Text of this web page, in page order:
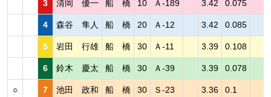
3 清岡 優一 船 橋 10 Ａ-189 3.42 0.075
4 森谷 隼人 船 橋 20 Ａ-12 3.42 0.085
5 岩田 行雄 船 橋 30 Ａ-11 3.39 0.108
6 鈴木 慶太 船 橋 30 Ａ-39 3.39 0.078
○ 7 池田 政和 船 橋 30 Ｓ-23 3.36 0.1